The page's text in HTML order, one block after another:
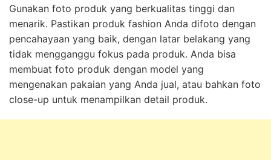
Gunakan foto produk yang berkualitas tinggi dan
menarik. Pastikan produk fashion Anda difoto dengan
pencahayaan yang baik, dengan latar belakang yang
tidak mengganggu fokus pada produk. Anda bisa
membuat foto produk dengan model yang
mengenakan pakaian yang Anda jual, atau bahkan foto
close-up untuk menampilkan detail produk.